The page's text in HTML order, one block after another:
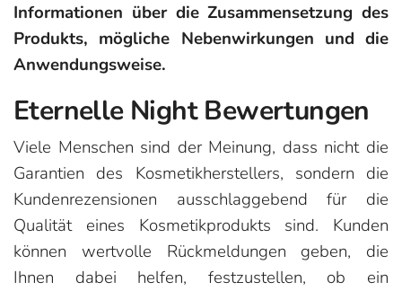
Informationen über die Zusammensetzung des
Produkts, mögliche Nebenwirkungen und die
Anwendungsweise.
Eternelle Night Bewertungen
Viele Menschen sind der Meinung, dass nicht die
Garantien des Kosmetikherstellers, sondern die
Kundenrezensionen ausschlaggebend für die
Qualität eines Kosmetikprodukts sind. Kunden
können wertvolle Rückmeldungen geben, die
Ihnen dabei helfen, festzustellen, ob ein